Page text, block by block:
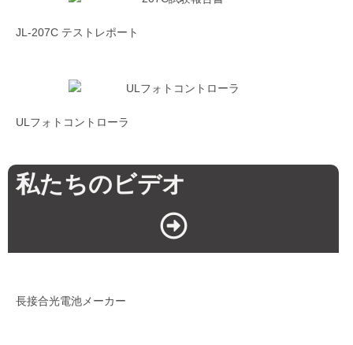
JL-207C テストレポート
ULフォトコントローラ
私たちのビデオ
長接合光電池メーカー